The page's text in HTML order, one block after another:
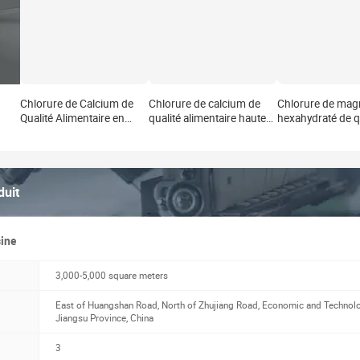
Chlorure de Calcium de
Qualité Alimentaire en
Chlorure de calcium de
qualité alimentaire haute
Chlorure de
hexahydraté de
MgCl2.6H2O
3,000-5,000 square meters
East of Huangshan Road, North of Zhujiang Road, Economic and
Jiangsu Province, China
3